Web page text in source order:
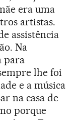
era uma
artistas.
assistência
Na
para
lhe foi
e a música
na casa de
porque